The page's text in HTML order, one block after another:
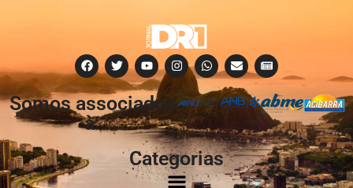
Somos associados
à:
Categorias